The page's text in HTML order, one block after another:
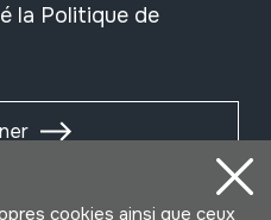
la Politique de
cookies ainsi que ceux